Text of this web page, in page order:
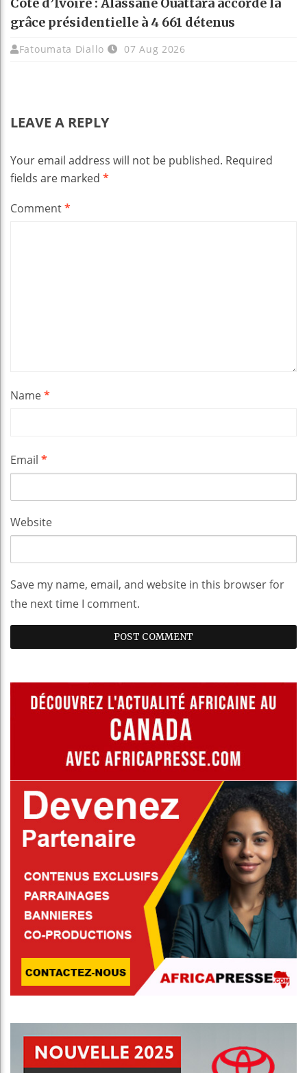
grâce présidentielle à 4 661 détenus
Fatoumata Diallo 07 Aug 2026
LEAVE A REPLY
Your email address will not be published. Required
fields are marked *
Comment*
Name*
Email *
Website
Save my name, email, and website in this browser for
the next time I comment.